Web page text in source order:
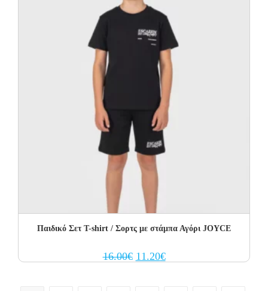
Παιδικό Σετ T-shirt / Σορτς με στάμπα Αγόρι JOYCE
16.00€ Original
price
11.20€Current
price